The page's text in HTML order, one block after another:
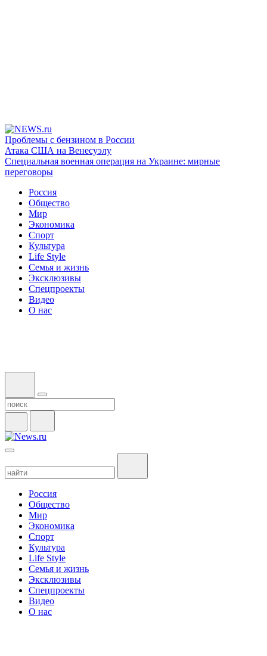
Проблемы с бензином в России
Атака США на Венесуэлу
Специальная военная операция на Украине: мирные
переговоры
Россия
Общество
Мир
Экономика
Спорт
Культура
Life Style
Семья и жизнь
Эксклюзивы
Спецпроекты
Видео
О нас
Россия
Общество
Мир
Экономика
Спорт
Культура
Life Style
Семья и жизнь
Эксклюзивы
Спецпроекты
Видео
О нас